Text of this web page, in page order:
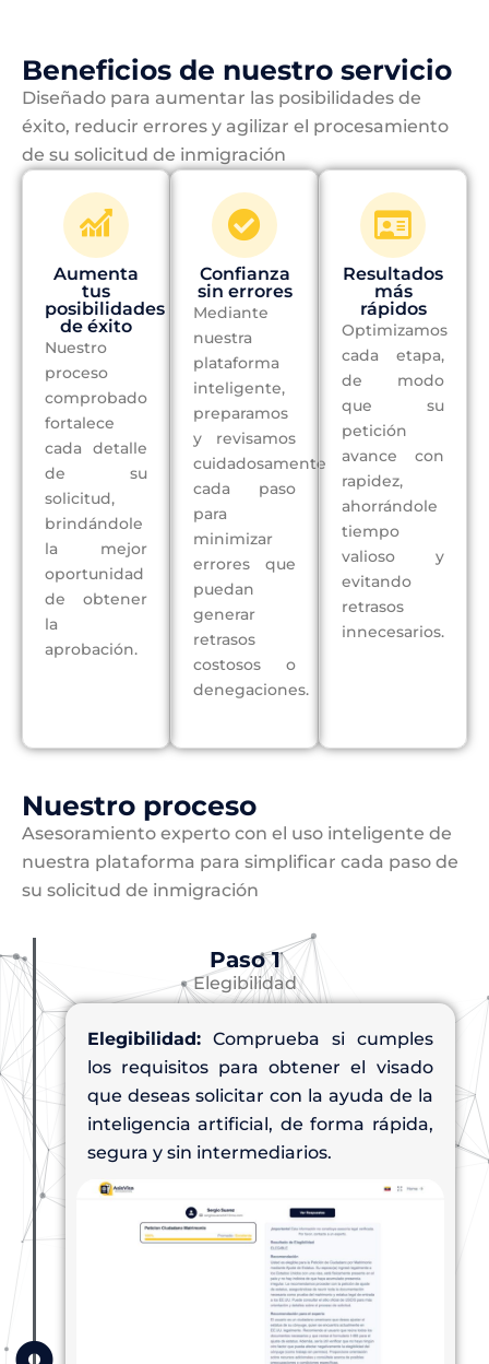
Beneficios de nuestro servicio
Diseñado para aumentar las posibilidades de
éxito, reducir errores y agilizar el procesamiento
de su solicitud de inmigración
Aumenta
tus
posibilidades
de éxito
Nuestro
proceso
comprobado
fortalece
cada detalle
de su
solicitud,
brindándole
la mejor
oportunidad
de obtener
la
aprobación.
Confianza
sin errores
Mediante
nuestra
plataforma
inteligente,
preparamos
y revisamos
cuidadosamente
cada paso
para
minimizar
errores que
puedan
generar
retrasos
costosos o
denegaciones.
Resultados
más
rápidos
Optimizamos
cada etapa,
de modo
que su
petición
avance con
rapidez,
ahorrándole
tiempo
valioso y
evitando
retrasos
innecesarios.
Nuestro proceso
Asesoramiento experto con el uso inteligente de
nuestra plataforma para simplificar cada paso de
su solicitud de inmigración
Paso 1
Elegibilidad
Elegibilidad: Comprueba si cumples
los requisitos para obtener el visado
que deseas solicitar con la ayuda de la
inteligencia artificial, de forma rápida,
segura y sin intermediarios.